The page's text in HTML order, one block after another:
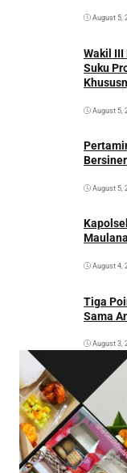
August 5,
Wakil III
Suku
August 5,
August 5,
August 4,
Tiga
Sama
August 3,